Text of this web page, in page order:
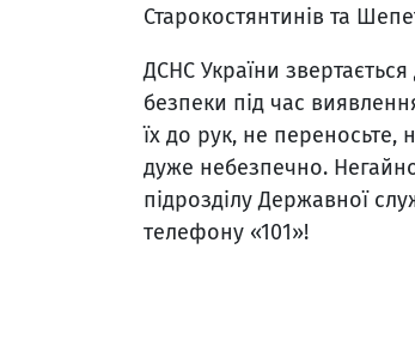
Старокостянтинів та
ДСНС України
безпеки під час
їх до рук, не переносьте,
дуже небезпечно.
підрозділу Державної
телефону «101»!